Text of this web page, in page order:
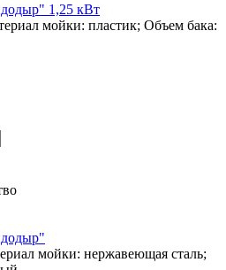
1,25 кВт
мойки: пластик; Объем бака:
мойки: нержавеющая сталь;